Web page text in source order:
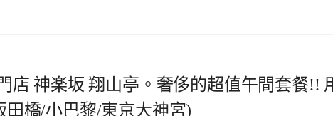
店 神楽坂 翔山亭。奢侈的超值午間套餐!!
田橋/小巴黎/東京大神宮)